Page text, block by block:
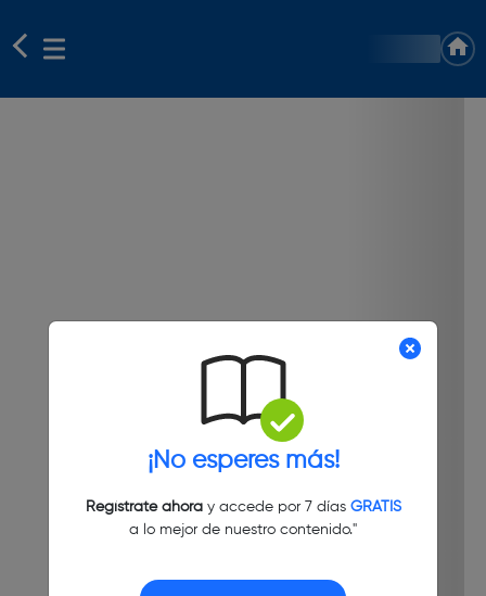
¡No esperes más!
Regístrate ahoray accede por 7 días GRATIS
a lo mejor de nuestro contenido."